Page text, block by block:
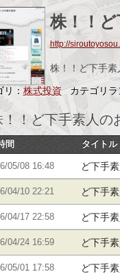
株！！
http://
株！！ど下手
： 株式投資 カテゴリ
！！ど下手素人の
間 タイトル
05/08 16:48 ど下手
04/10 22:21 ど下手
04/17 22:58 ど下手
04/24 16:59 ど下手
05/01 17:58 ど下手